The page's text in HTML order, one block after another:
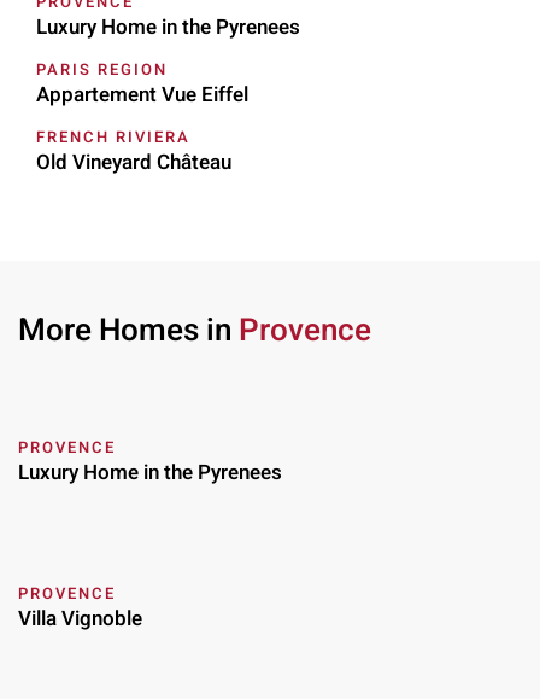
Luxury Home in the Pyrenees
PARIS REGION
Appartement Vue Eiffel
FRENCH RIVIERA
Old Vineyard Château
More Homes in Provence
PROVENCE
Luxury Home in the Pyrenees
PROVENCE
Villa Vignoble